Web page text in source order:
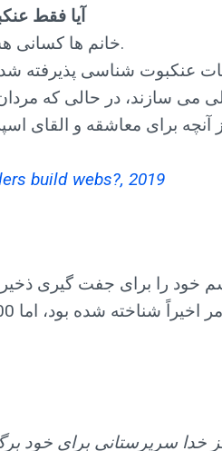
آیا فقط
خانم ها کسانی هستند که معمولا تار می سازند.
عنکبوت شناسی پذیرفته
می سازند، در حالی که
build webs?, 2019
خود را برای جفت گیری
سرپرستانى براى خود